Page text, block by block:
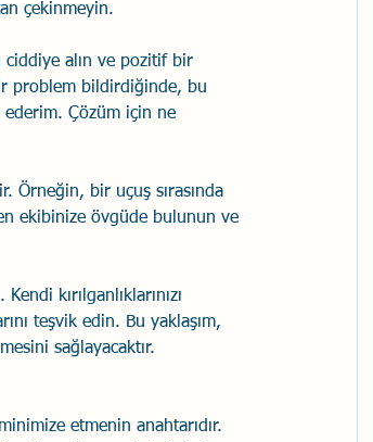
çekinmeyin.
alın ve pozitif bir
problem bildirdiğinde, bu
Çözüm için ne
Örneğin, bir uçuş sırasında
ekibinize övgüde bulunun ve
kırılganlıklarınızı
teşvik edin. Bu yaklaşım,
sağlayacaktır.
etmenin anahtarıdır.